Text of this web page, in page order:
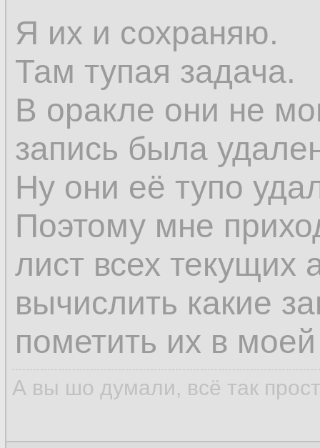
Я их и сохраняю.
Там тупая задача.
В оракле они не
запись была
Ну они её тупо
Поэтому мне
лист всех текущих
вычислить какие
пометить их в
А вы шо думали, всё так